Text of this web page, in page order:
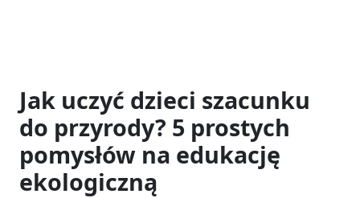
Jak uczyć dzieci szacunku
do przyrody? 5 prostych
pomysłów na edukację
ekologiczną